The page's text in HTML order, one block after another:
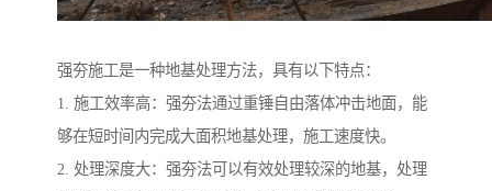
强夯施工是一种地基处理方法，具有以下特点：
1. 施工效率高：强夯法通过重锤自由落体冲击地面，能
够在短时间内完成大面积地基处理，施工速度快。
2. 处理深度大：强夯法可以有效处理较深的地基，处理